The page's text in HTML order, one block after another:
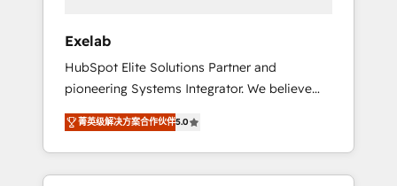
operators need as their systems, data, and
processes evolve. Since 2014, we’ve
supported 1,400+ clients across a wide range
of industries, including healthcare, software,
B2B services, manufacturing, financial
services and more. Whether clients are new
to HubSpot or expanding into more
Exelab
HubSpot Elite Solutions Partner and
pioneering Systems Integrator. We believe
technology should serve business strategy,
not the other way around. Every engagement
begins with clear objectives, customer
journey mapping, and measurable KPIs. Only
菁英级解决方案合作伙伴5.0